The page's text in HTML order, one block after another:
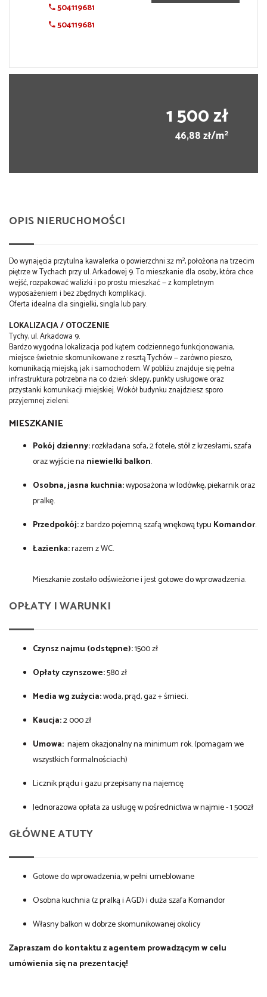
504119681
504119681
1 500 zł
46,88 zł/m2
OPIS NIERUCHOMOŚCI
Do wynajęcia przytulna kawalerka o powierzchni 32 m², położona na trzecim
piętrze w Tychach przy ul. Arkadowej 9. To mieszkanie dla osoby, która chce
wejść, rozpakować walizki i po prostu mieszkać — z kompletnym
wyposażeniem i bez zbędnych komplikacji.
Oferta idealna dla singielki, singla lub pary.
LOKALIZACJA / OTOCZENIE
Tychy, ul. Arkadowa 9.
Bardzo wygodna lokalizacja pod kątem codziennego funkcjonowania,
miejsce świetnie skomunikowane z resztą Tychów — zarówno pieszo,
komunikacją miejską, jak i samochodem. W pobliżu znajduje się pełna
infrastruktura potrzebna na co dzień: sklepy, punkty usługowe oraz
przystanki komunikacji miejskiej. Wokół budynku znajdziesz sporo
przyjemnej zieleni.
MIESZKANIE
Pokój dzienny:rozkładana sofa, 2 fotele, stół z krzesłami, szafa
oraz wyjście na niewielki balkon.
Osobna, jasna kuchnia:wyposażona w lodówkę, piekarnik oraz
pralkę.
Przedpokój:z bardzo pojemną szafą wnękową typu Komandor.
Łazienka:razem z WC.
Mieszkanie zostało odświeżone i jest gotowe do wprowadzenia.
OPŁATY I WARUNKI
Czynsz najmu (odstępne):1500 zł
Opłaty czynszowe:580 zł
Media wg zużycia:woda, prąd, gaz + śmieci.
Kaucja:2 000 zł
Umowa: najem okazjonalny na minimum rok. (pomagam we
wszystkich formalnościach)
Licznik prądu i gazu przepisany na najemcę
Jednorazowa opłata za usługę w pośrednictwa w najmie - 1 500zł
GŁÓWNE ATUTY
Gotowe do wprowadzenia, w pełni umeblowane
Osobna kuchnia (z pralką i AGD) i duża szafa Komandor
Własny balkon w dobrze skomunikowanej okolicy
Zapraszam do kontaktu z agentem prowadzącym w celu
umówienia się na prezentację!